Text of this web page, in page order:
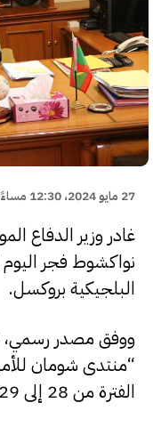
27 مايو 2024، 12:30 مساءً
غادر وزير الدفاع
نواكشوط فجر اليوم
البلجيكية بروكسل.
ووفق مصدر رسمي،
“منتدى شومان
الفترة من 28 إلى 29 مايو الجاري.